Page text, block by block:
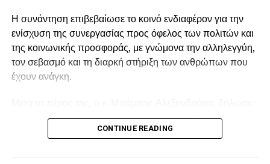
Η συνάντηση επιβεβαίωσε το κοινό ενδιαφέρον για την
ενίσχυση της συνεργασίας προς όφελος των πολιτών και
της κοινωνικής προσφοράς, με γνώμονα την αλληλεγγύη,
τον σεβασμό και τη διαρκή στήριξη των ανθρώπων που
έχουν ανάγκη.
«Επισκέφθηκα τον Σεβασμιότατο Μητροπολίτη
Περιστερίου κ.κ. Γρηγόριο, προκειμένου να λάβω την
συζήτηση επί θεμάτων που αφορούν την τοπική μας
CONTINUE READING